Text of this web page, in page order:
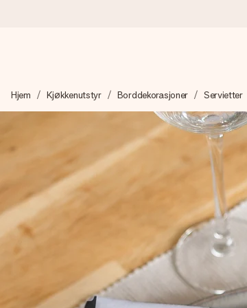
Vi lager dine gaver med omtanke og sender den
4,5 (basert på +15 000 anmeldelser)
Gavene våre inspirerer. Kundene gir oss 4,5 på
Gratis kort med hilsen
Lag noe unikt med bare noen få steg - med
Hjem Kjøkkenutstyr Borddekorasjoner Servietter